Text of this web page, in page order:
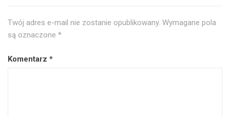
Twój adres e-mail nie zostanie opublikowany. Wymagane pola
są oznaczone *
Komentarz *